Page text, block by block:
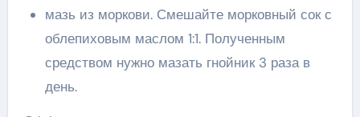
мазь из моркови. Смешайте морковный сок с
облепиховым маслом 1:1. Полученным
средством нужно мазать гнойник 3 раза в
день.